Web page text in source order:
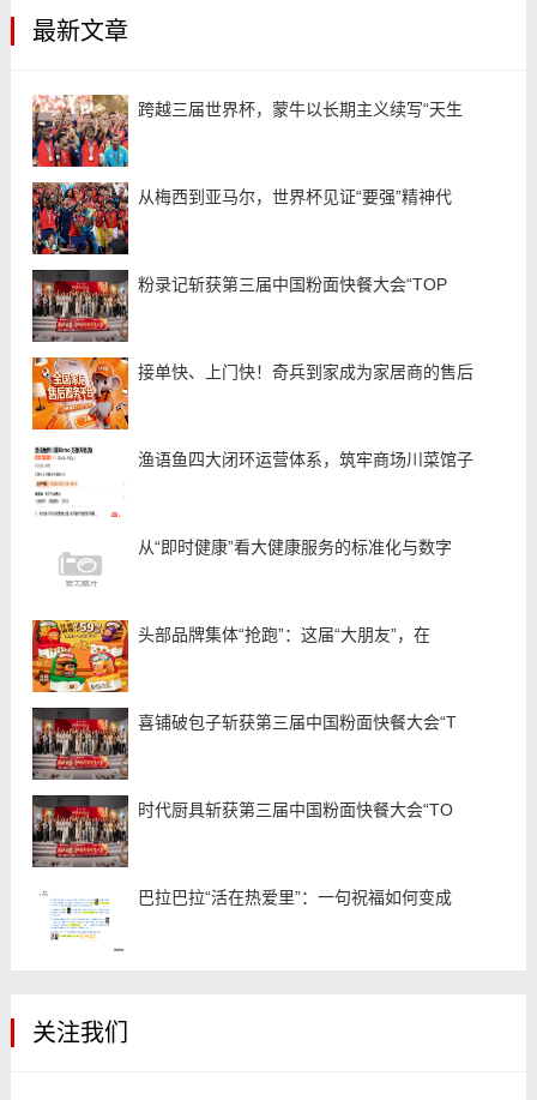
最新文章
跨越三届世界杯，蒙牛以长期主义续写“天生
从梅西到亚马尔，世界杯见证“要强”精神代
粉录记斩获第三届中国粉面快餐大会“TOP
接单快、上门快！奇兵到家成为家居商的售后
渔语鱼四大闭环运营体系，筑牢商场川菜馆子
从“即时健康”看大健康服务的标准化与数字
头部品牌集体“抢跑”：这届“大朋友”，在
喜铺破包子斩获第三届中国粉面快餐大会“T
时代厨具斩获第三届中国粉面快餐大会“TO
巴拉巴拉“活在热爱里”：一句祝福如何变成
关注我们